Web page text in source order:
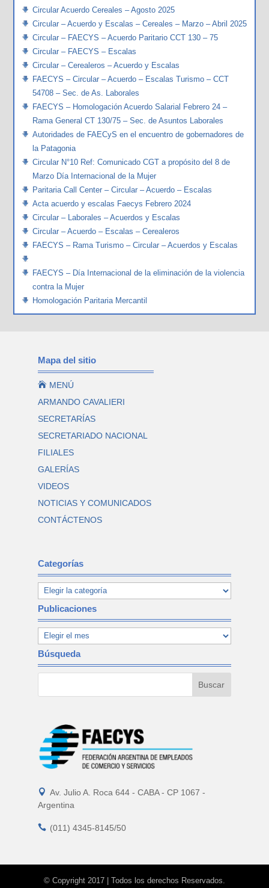
Circular Acuerdo Cereales – Agosto 2025
Circular – Acuerdo y Escalas – Cereales – Marzo – Abril 2025
Circular – FAECYS – Acuerdo Paritario CCT 130 – 75
Circular – FAECYS – Escalas
Circular – Cerealeros – Acuerdo y Escalas
FAECYS – Circular – Acuerdo – Escalas Turismo – CCT
54708 – Sec. de As. Laborales
FAECYS – Homologación Acuerdo Salarial Febrero 24 –
Rama General CT 130/75 – Sec. de Asuntos Laborales
Autoridades de FAECyS en el encuentro de gobernadores de
la Patagonia
Circular N°10 Ref: Comunicado CGT a propósito del 8 de
Marzo Día Internacional de la Mujer
Paritaria Call Center – Circular – Acuerdo – Escalas
Acta acuerdo y escalas Faecys Febrero 2024
Circular – Laborales – Acuerdos y Escalas
Circular – Acuerdo – Escalas – Cerealeros
FAECYS – Rama Turismo – Circular – Acuerdos y Escalas
FAECYS – Día Internacional de la eliminación de la violencia
contra la Mujer
Homologación Paritaria Mercantil
Mapa del sitio
 MENÚ
ARMANDO CAVALIERI
SECRETARÍAS
SECRETARIADO NACIONAL
FILIALES
GALERÍAS
VIDEOS
NOTICIAS Y COMUNICADOS
CONTÁCTENOS
Categorías
Publicaciones
Búsqueda
 Av. Julio A. Roca 644 - CABA - CP 1067 -
Argentina
 (011) 4345-8145/50
© Copyright 2017 | Todos los derechos Reservados.